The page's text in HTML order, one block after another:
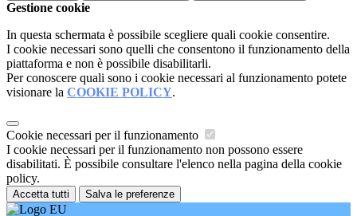
Gestione cookie
In questa schermata è possibile scegliere quali cookie consentire.
I cookie necessari sono quelli che consentono il funzionamento della
piattaforma e non è possibile disabilitarli.
Per conoscere quali sono i cookie necessari al funzionamento potete
visionare la COOKIE POLICY.
Cookie necessari per il funzionamento
I cookie necessari per il funzionamento non possono essere
disabilitati. È possibile consultare l'elenco nella pagina della cookie
policy.
Accetta tutti Salva le preferenze